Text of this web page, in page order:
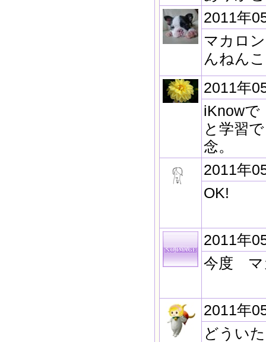
2011年
マカロ
んねん
2011年
iKnowで
と学習
念。
2011年
OK!
2011年
今度 マ
2011年
どうい